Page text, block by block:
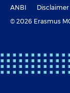
ANBI Disclaimer
© 2026 Erasmus